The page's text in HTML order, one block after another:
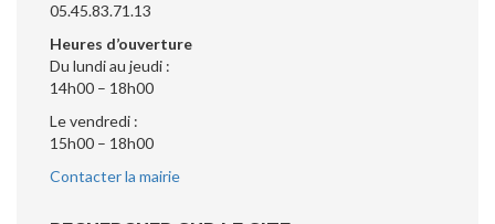
05.45.83.71.13
Heures d’ouverture
Du lundi au jeudi :
14h00 – 18h00
Le vendredi :
15h00 – 18h00
Contacter la mairie